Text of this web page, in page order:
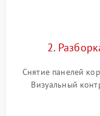
2.
Снятие панелей
Визуальный
захвата,
Проверка